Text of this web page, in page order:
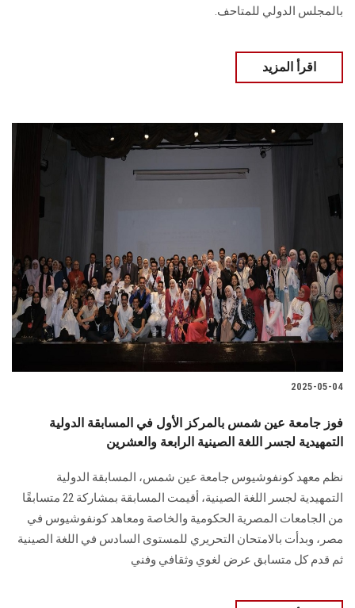
بالمجلس الدولي للمتاحف.
اقرأ المزيد
2025-05-04
فوز جامعة عين شمس بالمركز الأول في المسابقة الدولية
التمهيدية لجسر اللغة الصينية الرابعة والعشرين
نظم معهد كونفوشيوس جامعة عين شمس، المسابقة الدولية
التمهيدية لجسر اللغة الصينية، أقيمت المسابقة بمشاركة 22 متسابقًا
من الجامعات المصرية الحكومية والخاصة ومعاهد كونفوشيوس في
مصر، وبدأت بالامتحان التحريري للمستوى السادس في اللغة الصينية
ثم قدم كل متسابق عرض لغوي وثقافي وفني